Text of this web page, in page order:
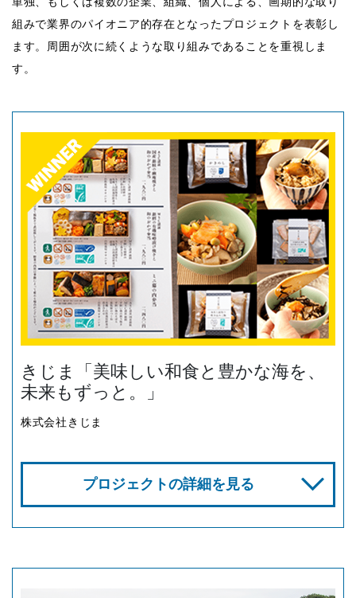
組みで業界のパイオニア的存在となったプロジェクトを表彰し
ます。周囲が次に続くような取り組みであることを重視しま
す。
きじま「美味しい和食と豊かな海を、
未来もずっと。」
株式会社きじま
プロジェクトの詳細を見る